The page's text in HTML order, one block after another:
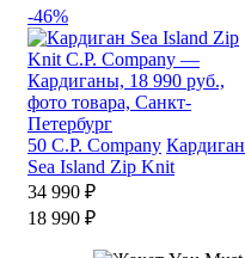
-46%
50 C.P. Company Кардиган
Sea Island Zip Knit
34 990 ₽
18 990 ₽